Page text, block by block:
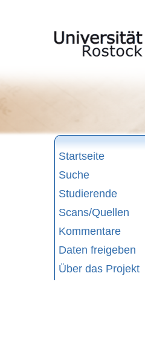
Startseite
Suche
Studierende
Scans/Quellen
Kommentare
Daten freigeben
Über das Projekt